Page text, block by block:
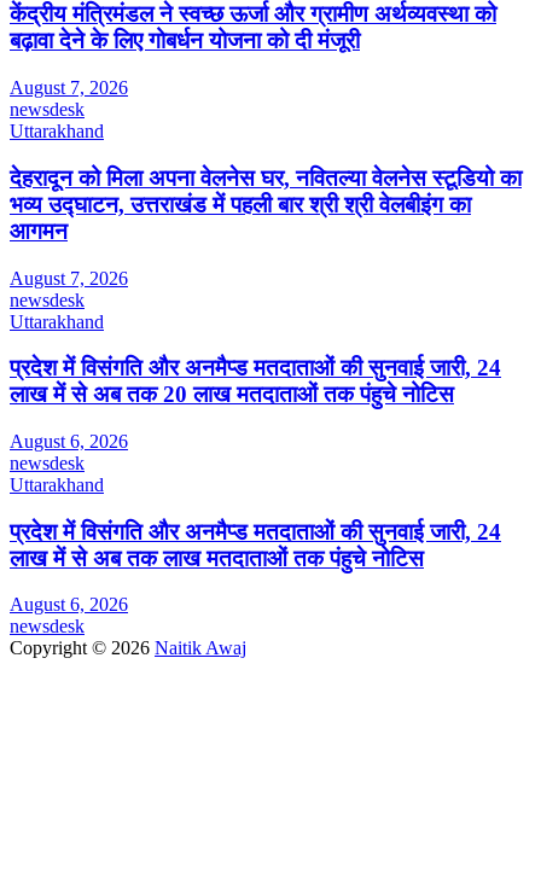
केंद्रीय मंत्रिमंडल ने स्वच्छ ऊर्जा और ग्रामीण अर्थव्यवस्था को
बढ़ावा देने के लिए गोबर्धन योजना को दी मंजूरी
August 7, 2026
newsdesk
Uttarakhand
देहरादून को मिला अपना वेलनेस घर, नवितल्या वेलनेस स्टूडियो का
भव्य उद्घाटन, उत्तराखंड में पहली बार श्री श्री वेलबीइंग का
आगमन
August 7, 2026
newsdesk
Uttarakhand
प्रदेश में विसंगति और अनमैप्ड मतदाताओं की सुनवाई जारी, 24
लाख में से अब तक 20 लाख मतदाताओं तक पंहुचे नोटिस
August 6, 2026
newsdesk
Uttarakhand
प्रदेश में विसंगति और अनमैप्ड मतदाताओं की सुनवाई जारी, 24
लाख में से अब तक लाख मतदाताओं तक पंहुचे नोटिस
August 6, 2026
newsdesk
Copyright © 2026 Naitik Awaj